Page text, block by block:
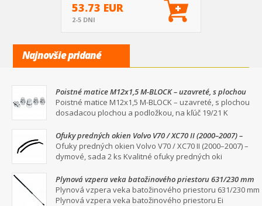
53.73 EUR
2-5 DNI
Najnovšie pridané
Poistné matice M12x1,5 M-BLOCK – uzavreté, s plochou
dosadacou plochou a podložkou, na kľúč 19/21
Poistné matice M12x1,5 M-BLOCK – uzavreté, s plochou
dosadacou plochou a podložkou, na kľúč 19/21 K
Ofuky predných okien Volvo V70 / XC70 II (2000–2007) –
dymové, sada 2 ks
Ofuky predných okien Volvo V70 / XC70 II (2000–2007) –
dymové, sada 2 ks Kvalitné ofuky predných oki
Plynová vzpera veka batožinového priestoru 631/230 mm
Plynová vzpera veka batožinového priestoru 631/230 mm
Plynová vzpera veka batožinového priestoru Ei